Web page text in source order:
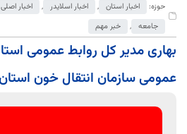
حوزه:
اخبار استان , اخبار اسلایدر , اخبار اصلی
جامعه , خبر مهم
بهاری مدیر کل روابط عمومی
عمومی سازمان انتقال خون